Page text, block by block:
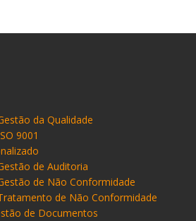
da Qualidade
9001
de Auditoria
de Não Conformidade
de Não Conformidade
de Documentos